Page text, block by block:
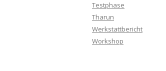
Testphase
Tharun
Werkstattbericht
Workshop